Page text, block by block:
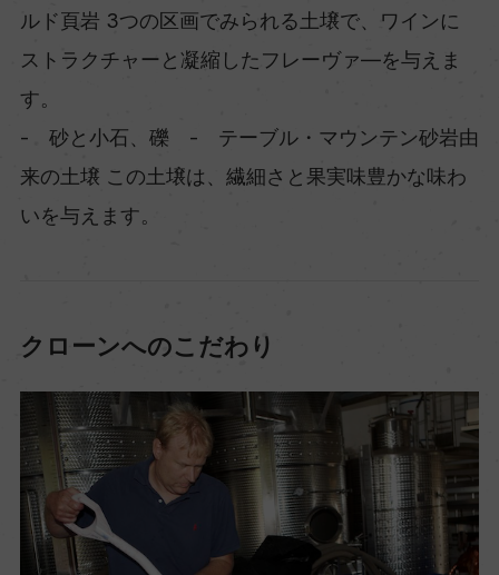
ルド頁岩 3つの区画でみられる土壌で、ワインに
ストラクチャーと凝縮したフレーヴァ―を与えま
す。
- 砂と小石、礫 - テーブル・マウンテン砂岩由
来の土壌 この土壌は、繊細さと果実味豊かな味わ
いを与えます。
クローンへのこだわり